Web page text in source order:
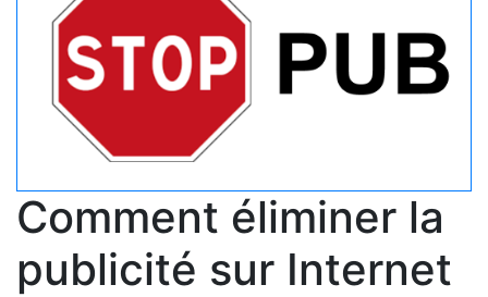
Comment éliminer la
publicité sur Internet